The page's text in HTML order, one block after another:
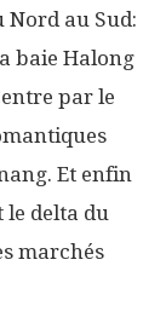
au Sud:
baie Halong
par le
Et enfin
le delta du
marchés